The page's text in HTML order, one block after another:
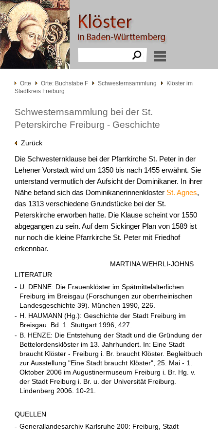
Orte Orte: Buchstabe F Schwesternsammlung
Klöster im
Stadtkreis Freiburg
Schwesternsammlung bei der St.
Peterskirche Freiburg - Geschichte
Zurück
Die Schwesternklause bei der Pfarrkirche St. Peter in der
Lehener Vorstadt wird um 1350 bis nach 1455 erwähnt. Sie
unterstand vermutlich der Aufsicht der Dominikaner. In ihrer
Nähe befand sich das Dominikanerinnenkloster St. Agnes,
das 1313 verschiedene Grundstücke bei der St.
Peterskirche erworben hatte. Die Klause scheint vor 1550
abgegangen zu sein. Auf dem Sickinger Plan von 1589 ist
nur noch die kleine Pfarrkirche St. Peter mit Friedhof
erkennbar.
MARTINA WEHRLI-JOHNS
LITERATUR
- U. DENNE: Die Frauenklöster im Spätmittelalterlichen
Freiburg im Breisgau (Forschungen zur oberrheinischen
Landesgeschichte 39). München 1990, 226.
- H. HAUMANN (Hg.): Geschichte der Stadt Freiburg im
Breisgau. Bd. 1. Stuttgart 1996, 427.
- B. HENZE: Die Entstehung der Stadt und die Gründung der
Bettelordensklöster im 13. Jahrhundert. In: Eine Stadt
braucht Klöster - Freiburg i. Br. braucht Klöster. Begleitbuch
zur Ausstellung "Eine Stadt braucht Klöster", 25. Mai - 1.
Oktober 2006 im Augustinermuseum Freiburg i. Br. Hg. v.
der Stadt Freiburg i. Br. u. der Universität Freiburg.
Lindenberg 2006. 10-21.
QUELLEN
- Generallandesarchiv Karlsruhe 200: Freiburg, Stadt